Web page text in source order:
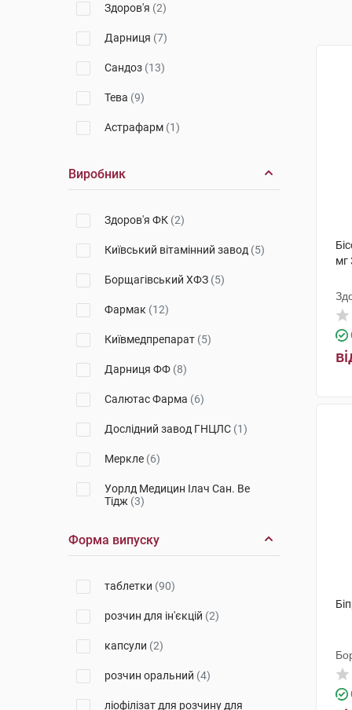
Здоров'я (2)
Дарниця (7)
Сандоз (13)
Тева (9)
Астрафарм (1)
Виробник
Здоров'я ФК (2)
Київський вітамінний завод (5)
Борщагівський ХФЗ (5)
Фармак (12)
Київмедпрепарат (5)
Дарниця ФФ (8)
Салютас Фарма (6)
Дослідний завод ГНЦЛС (1)
Меркле (6)
Уорлд Медицин Ілач Сан. Ве
Тідж (3)
Гедеон Ріхтер(3)
Егіс(4)
Зентіва Прайвіт Лімітед
Технолог(1)
ПЛІВА Хрватска(2)
Форма випуску
таблетки (90)
розчин для ін'єкцій (2)
капсули (2)
розчин оральний (4)
ліофілізат для розчину для
мг